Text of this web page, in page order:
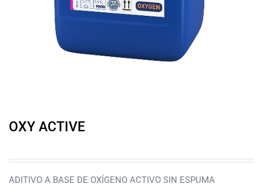
OXY ACTIVE
ADITIVO A BASE DE OXÍGENO ACTIVO SIN ESPUMA